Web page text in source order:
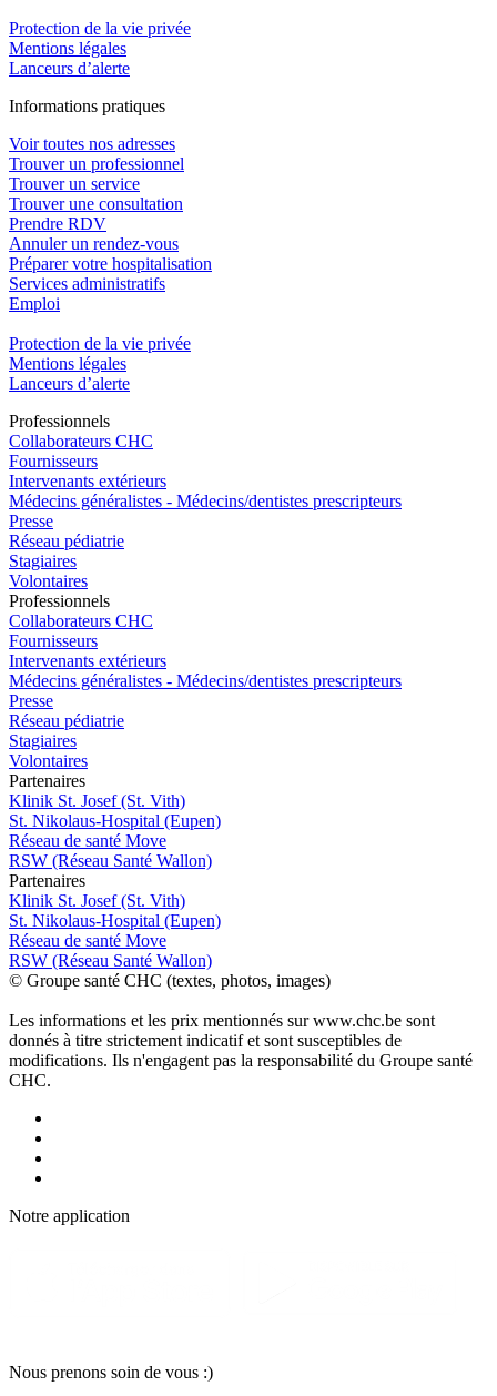
Protection de la vie privée
Mentions légales
Lanceurs d’alerte
Informations pratiques
Voir toutes nos adresses
Trouver un professionnel
Trouver un service
Trouver une consultation
Prendre RDV
Annuler un rendez-vous
Préparer votre hospitalisation
Services administratifs
Emploi​
Protection de la vie privée
Mentions légales
Lanceurs d’alerte
Professionnels
Collaborateurs CHC
Fournisseurs
Intervenants extérieurs
Médecins généralistes - Médecins/dentistes prescripteurs
Presse
Réseau pédiatrie
Stagiaires
Volontaires
Professionnels
Collaborateurs CHC
Fournisseurs
Intervenants extérieurs
Médecins généralistes - Médecins/dentistes prescripteurs
Presse
Réseau pédiatrie
Stagiaires
Volontaires
Partenaires
Klinik St. Josef (St. Vith)
St. Nikolaus-Hospital (Eupen)
Réseau de santé Move
RSW (Réseau Santé Wallon)
Partenaires
Klinik St. Josef (St. Vith)
St. Nikolaus-Hospital (Eupen)
Réseau de santé Move
RSW (Réseau Santé Wallon)
© Groupe santé CHC (textes, photos, images)
Les informations et les prix mentionnés sur www.chc.be sont
donnés à titre strictement indicatif et sont susceptibles de
modifications. Ils n'engagent pas la responsabilité du Groupe santé
CHC.
Notre application
Nous prenons soin de vous :)